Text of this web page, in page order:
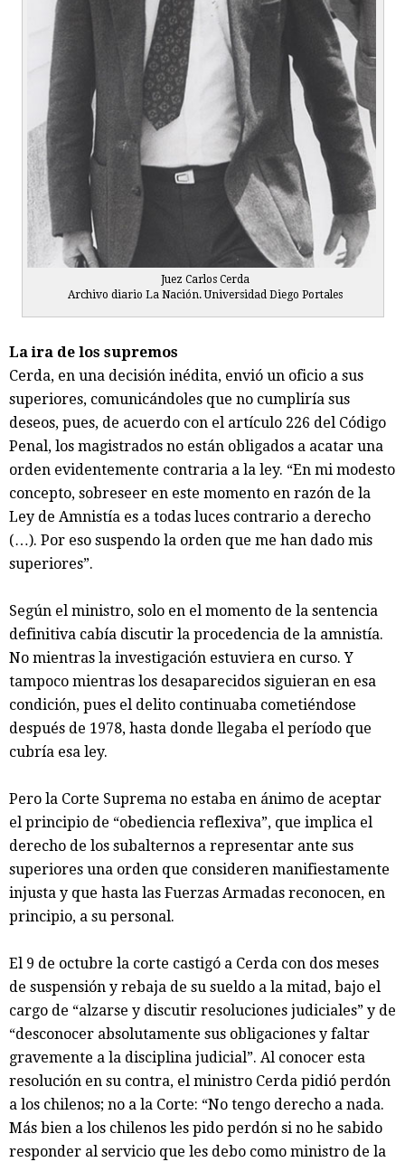
Juez Carlos Cerda
Archivo diario La Nación. Universidad Diego Portales
La ira de los supremos
Cerda, en una decisión inédita, envió un oficio a sus
superiores, comunicándoles que no cumpliría sus
deseos, pues, de acuerdo con el artículo 226 del Código
Penal, los magistrados no están obligados a acatar una
orden evidentemente contraria a la ley. “En mi modesto
concepto, sobreseer en este momento en razón de la
Ley de Amnistía es a todas luces contrario a derecho
(…). Por eso suspendo la orden que me han dado mis
superiores”.
Según el ministro, solo en el momento de la sentencia
definitiva cabía discutir la procedencia de la amnistía.
No mientras la investigación estuviera en curso. Y
tampoco mientras los desaparecidos siguieran en esa
condición, pues el delito continuaba cometiéndose
después de 1978, hasta donde llegaba el período que
cubría esa ley.
Pero la Corte Suprema no estaba en ánimo de aceptar
el principio de “obediencia reflexiva”, que implica el
derecho de los subalternos a representar ante sus
superiores una orden que consideren manifiestamente
injusta y que hasta las Fuerzas Armadas reconocen, en
principio, a su personal.
El 9 de octubre la corte castigó a Cerda con dos meses
de suspensión y rebaja de su sueldo a la mitad, bajo el
cargo de “alzarse y discutir resoluciones judiciales” y de
“desconocer absolutamente sus obligaciones y faltar
gravemente a la disciplina judicial”. Al conocer esta
resolución en su contra, el ministro Cerda pidió perdón
a los chilenos; no a la Corte: “No tengo derecho a nada.
Más bien a los chilenos les pido perdón si no he sabido
responder al servicio que les debo como ministro de la